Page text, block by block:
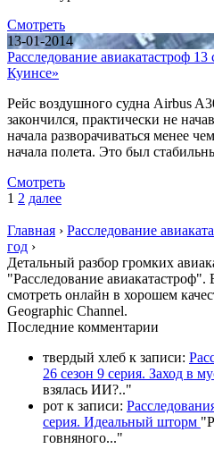
Смотреть
13-01-2014
Расследование авиакатастроф 13
Куинсе»
Рейс воздушного судна Airbus
закончился, практически не
начала разворачиваться менее
начала полета. Это был
Смотреть
1 2 далее
Главная › Расследование
год ›
Детальный разбор громких
"Расследование
смотреть онлайн в хорошем
Geographic Channel.
Последние комментарии
твердый хлеб к записи:
26 сезон 9 серия. Заход в
взялась ИИ?.."
рот к записи:
серия. Идеальный шторм "
говняного..."